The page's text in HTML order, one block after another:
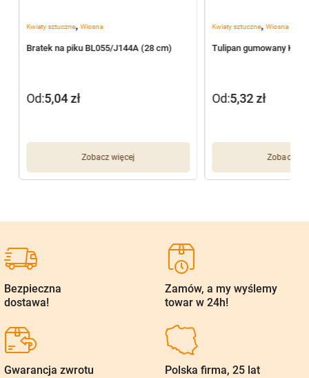
Kwiaty sztuczne, Wiosna
Bratek na piku BL055/J144A (28 cm)
Zobacz więcej
Od:5,04zł
Kwiaty sztuczne,Wiosna
Tulipan gumowany K25
Zobacz
Od:5,32zł
Bezpieczna
dostawa!
Zamów, a my wyślemy
towar w 24h!
Gwarancja zwrotu
Polska firma, 25 lat